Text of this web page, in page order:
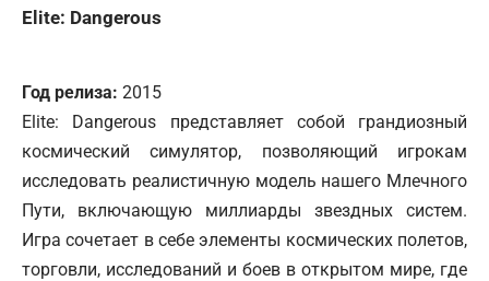
Elite: Dangerous
Год релиза: 2015
Elite: Dangerous представляет собой грандиозный
космический симулятор, позволяющий игрокам
исследовать реалистичную модель нашего Млечного
Пути, включающую миллиарды звездных систем.
Игра сочетает в себе элементы космических полетов,
торговли, исследований и боев в открытом мире, где